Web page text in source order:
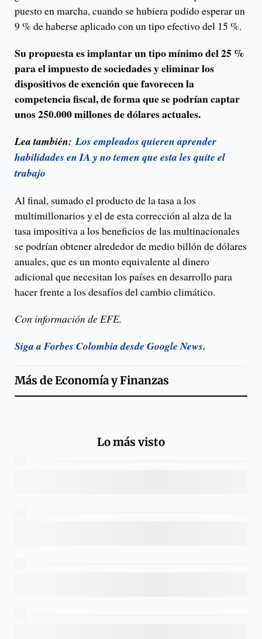
puesto en marcha, cuando se hubiera podido esperar un
9 % de haberse aplicado con un tipo efectivo del 15 %.
Su propuesta es implantar un tipo mínimo del 25 %
para el impuesto de sociedades y eliminar los
dispositivos de exención que favorecen la
competencia fiscal, de forma que se podrían captar
unos 250.000 millones de dólares actuales.
Lea también:Los empleados quieren aprender
habilidades en IA y no temen que esta les quite el
trabajo
Al final, sumado el producto de la tasa a los
multimillonarios y el de esta corrección al alza de la
tasa impositiva a los beneficios de las multinacionales
se podrían obtener alrededor de medio billón de dólares
anuales, que es un monto equivalente al dinero
adicional que necesitan los países en desarrollo para
hacer frente a los desafíos del cambio climático.
Con información de EFE.
Siga a Forbes Colombia desde Google News.
Más deEconomía y Finanzas
Lo más visto